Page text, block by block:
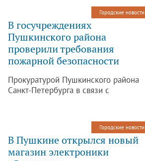
района Санкт-Петербурга.
Городские новости
В госучреждениях
Пушкинского района
проверили требования
пожарной безопасности
Прокуратурой Пушкинского района
Санкт-Петербурга в связи с
государственном образовательном
учреждении района требований
пожарной безопасности в части,
связанной с вопросами минимизации
Городские новости
В Пушкине открылся новый
магазин электроники